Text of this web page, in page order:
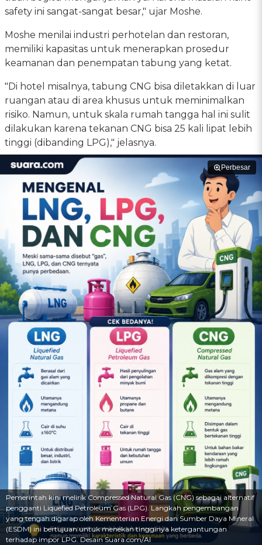
safety ini sangat-sangat besar," ujar Moshe.
Moshe menilai industri perhotelan dan restoran,
memiliki kapasitas untuk menerapkan prosedur
keamanan dan penempatan tabung yang ketat.
"Di hotel misalnya, tabung CNG bisa diletakkan di luar
ruangan atau di area khusus untuk meminimalkan
risiko. Namun, untuk skala rumah tangga hal ini sulit
dilakukan karena tekanan CNG bisa 25 kali lipat lebih
tinggi (dibanding LPG)," jelasnya.
Perbesar
Pemerintah kini melirik Compressed Natural Gas (CNG) sebagai alternatif
pengganti Liquefied Petroleum Gas (LPG). Langkah pengembangan
yang tengah digarap oleh Kementerian Energi dan Sumber Daya Mineral
(ESDM) ini bertujuan untuk menekan tingginya ketergantungan
terhadap impor LPG. Desain Suara.com/AI